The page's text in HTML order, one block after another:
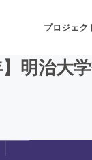
プロジェク
】明治大